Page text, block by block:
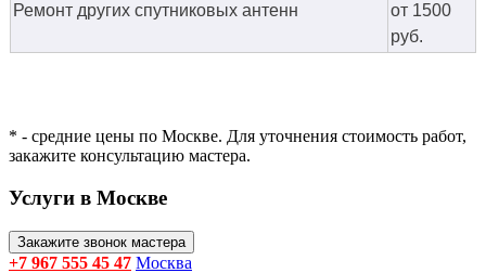
Ремонт других спутниковых антенн
от 1500
руб.
* - средние цены по Москве. Для уточнения стоимость работ,
закажите консультацию мастера.
Услуги в Москве
Закажите звонок мастера
+7 967 555 45 47 Москва